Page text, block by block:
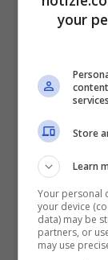
destra
centro
“.
your
Store
Learn
Your personal
your device
data) may be
partners, or
may use